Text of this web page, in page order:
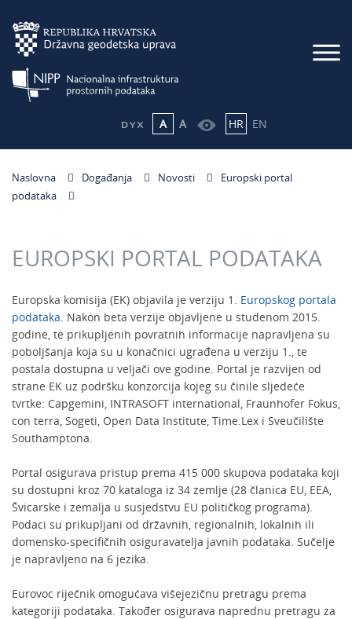
A A HR EN
Naslovna Događanja Novosti
Europski portal
podataka
EUROPSKI PORTAL PODATAKA
Europska komisija (EK) objavila je verziju 1. Europskog portala
podataka. Nakon beta verzije objavljene u studenom 2015.
godine, te prikupljenih povratnih informacije napravljena su
poboljšanja koja su u konačnici ugrađena u verziju 1., te
postala dostupna u veljači ove godine. Portal je razvijen od
strane EK uz podršku konzorcija kojeg su činile sljedeće
tvrtke: Capgemini, INTRASOFT international, Fraunhofer Fokus,
con terra, Sogeti, Open Data Institute, Time.Lex i Sveučilište
Southamptona.
Portal osigurava pristup prema 415 000 skupova podataka koji
su dostupni kroz 70 kataloga iz 34 zemlje (28 članica EU, EEA,
Švicarske i zemalja u susjedstvu EU političkog programa).
Podaci su prikupljani od državnih, regionalnih, lokalnih ili
domensko-specifičnih osiguravatelja javnih podataka. Sučelje
je napravljeno na 6 jezika.
Eurovoc riječnik omogućava višejezičnu pretragu prema
kategoriji podataka. Također osigurava naprednu pretragu za